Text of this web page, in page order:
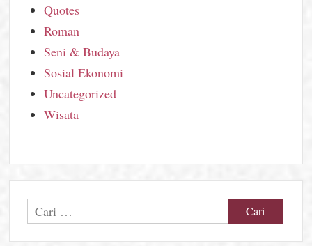
Quotes
Roman
Seni & Budaya
Sosial Ekonomi
Uncategorized
Wisata
Cari
untuk: